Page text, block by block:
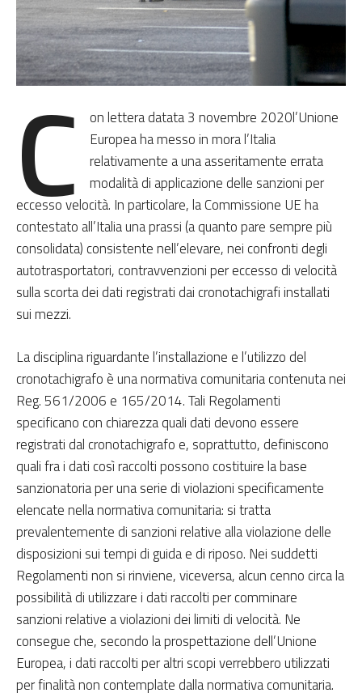
C on lettera datata 3 novembre 2020l’Unione
Europea ha messo in mora l’Italia
relativamente a una asseritamente errata
modalità di applicazione delle sanzioni per
eccesso velocità. In particolare, la Commissione UE ha
contestato all’Italia una prassi (a quanto pare sempre più
consolidata) consistente nell’elevare, nei confronti degli
autotrasportatori, contravvenzioni per eccesso di velocità
sulla scorta dei dati registrati dai cronotachigrafi installati
sui mezzi.
La disciplina riguardante l’installazione e l’utilizzo del
cronotachigrafo è una normativa comunitaria contenuta nei
Reg. 561/2006 e 165/2014. Tali Regolamenti
specificano con chiarezza quali dati devono essere
registrati dal cronotachigrafo e, soprattutto, definiscono
quali fra i dati così raccolti possono costituire la base
sanzionatoria per una serie di violazioni specificamente
elencate nella normativa comunitaria: si tratta
prevalentemente di sanzioni relative alla violazione delle
disposizioni sui tempi di guida e di riposo. Nei suddetti
Regolamenti non si rinviene, viceversa, alcun cenno circa la
possibilità di utilizzare i dati raccolti per comminare
sanzioni relative a violazioni dei limiti di velocità. Ne
consegue che, secondo la prospettazione dell’Unione
Europea, i dati raccolti per altri scopi verrebbero utilizzati
per finalità non contemplate dalla normativa comunitaria.